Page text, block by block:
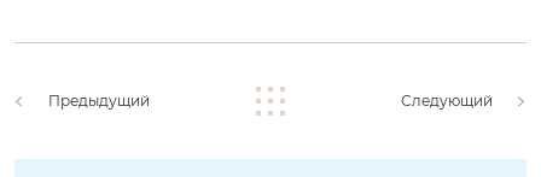
Предыдущий Следующий